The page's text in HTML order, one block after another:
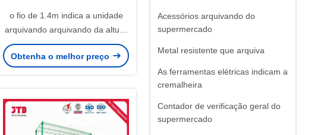
Acessórios arquivando do
supermercado
Metal resistente que arquiva
As ferramentas elétricas indicam a
cremalheira
Contador de verificação geral do
supermercado
o fio de 1.4m indica a unidade
arquivando arquivando da altura
ajustável de 1.8m
Obtenha o melhor preço